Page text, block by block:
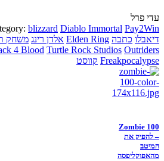
עדי פרל
blizzard Diablo Immortal Pay2Win
דיאבלו כתבה Elden Ring אלדן רינג משחק
4 Blood Turtle Rock Studios Outriders
Freakpocalypse קווסט
Zombie 100
– להפיק את
המיטב
מהאפוקליפסה